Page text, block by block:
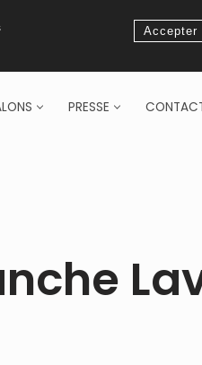
Accepter
PRESSE